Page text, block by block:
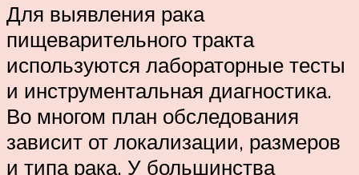
Для выявления рака
пищеварительного тракта
используются лабораторные тесты
и инструментальная диагностика.
Во многом план обследования
зависит от локализации, размеров
и типа рака. У большинства